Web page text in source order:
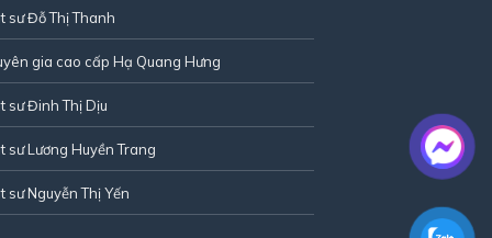
sư Đỗ Thị Thanh
gia cao cấp Hạ Quang Hưng
sư Đinh Thị Dịu
sư Lương Huyền Trang
sư Nguyễn Thị Yến